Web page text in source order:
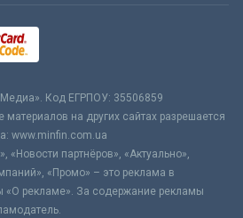
Код ЕГРПОУ: 35506859
на других сайтах разрешается
www.minfin.com.ua
«Новости партнёров», «Актуально»,
«Промо» – это реклама в
«О рекламе». За содержание рекламы